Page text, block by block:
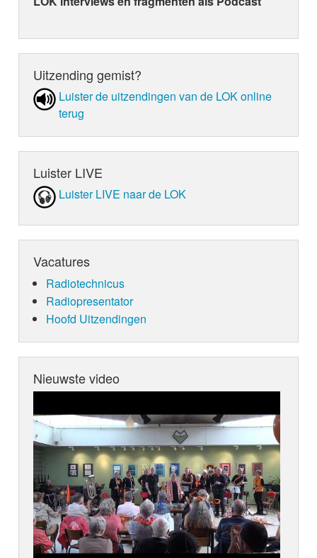
Uitzending gemist?
Luister de uit­zen­din­gen van de LOK online
terug
Luister LIVE
Luister LIVE naar de LOK
Vacatures
Radiotechnicus
Radiopresentator
Hoofd Uitzendingen
Nieuwste video